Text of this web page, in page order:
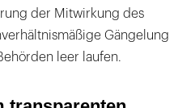
der Mitwirkung des
Gängelung
leer laufen.